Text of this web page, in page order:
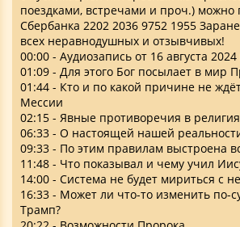
поездками, встречами и проч.) можно
Сбербанка 2202 2036 9752 1955
всех неравнодушных и отзывчивых!
00:00 - Аудиозапись от 16 августа 2024
01:09 - Для этого Бог посылает в мир
01:44 - Кто и по какой причине не
Мессии
02:15 - Явные противоречия в
06:33 - О настоящей нашей
09:33 - По этим правилам выстроена
11:48 - Что показывал и чему учил
14:00 - Система не будет мириться с
16:33 - Может ли что-то изменить по-
Трамп?